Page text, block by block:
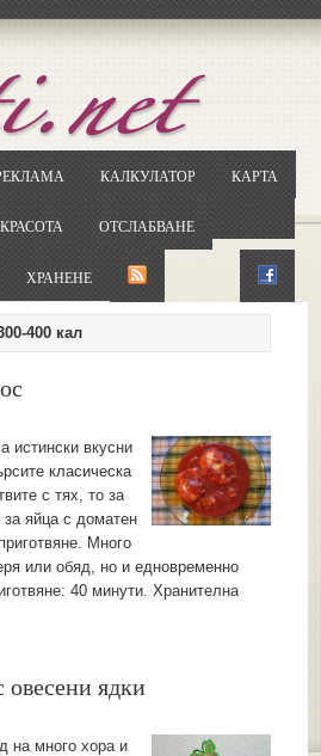
КАЛКУЛАТОР КАРТА
КРАСОТА ОТСЛАБВАНЕ
ХРАНЕНЕ
400 кал
истински вкусни
класическа
с тях, то за
яйца с доматен
Много
или обяд, но и едновременно
40 минути. Хранителна
ядки
на много хора и
резултат